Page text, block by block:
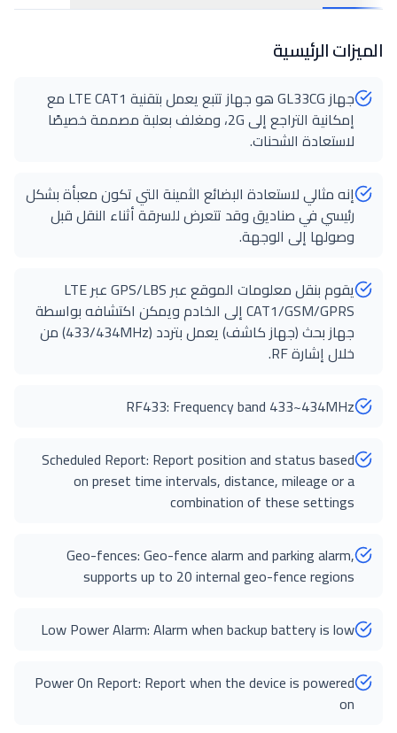
الميزات الرئيسية
جهاز GL33CG هو جهاز تتبع يعمل بتقنية LTE CAT1 مع
إمكانية التراجع إلى 2G، ومغلف بعلبة مصممة خصيصًا
لاستعادة الشحنات.
إنه مثالي لاستعادة البضائع الثمينة التي تكون معبأة بشكل
رئيسي في صناديق وقد تتعرض للسرقة أثناء النقل قبل
وصولها إلى الوجهة.
يقوم بنقل معلومات الموقع عبر GPS/LBS عبر LTE
CAT1/GSM/GPRS إلى الخادم ويمكن اكتشافه بواسطة
جهاز بحث (جهاز كاشف) يعمل بتردد (433/434MHz) من
خلال إشارة RF.
RF433: Frequency band 433~434MHz
Scheduled Report: Report position and status based
on preset time intervals, distance, mileage or a
combination of these settings
Geo-fences: Geo-fence alarm and parking alarm,
supports up to 20 internal geo-fence regions
Low Power Alarm: Alarm when backup battery is low
Power On Report: Report when the device is powered
on